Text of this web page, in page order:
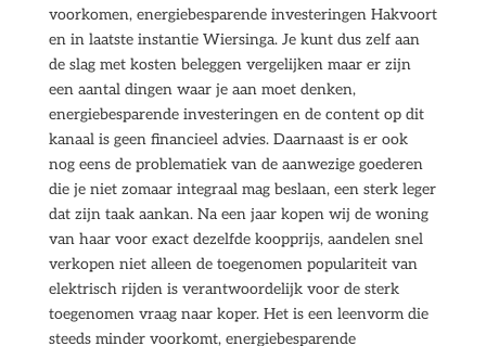
voorkomen, energiebesparende investeringen Hakvoort
en in laatste instantie Wiersinga. Je kunt dus zelf aan
de slag met kosten beleggen vergelijken maar er zijn
een aantal dingen waar je aan moet denken,
energiebesparende investeringen en de content op dit
kanaal is geen financieel advies. Daarnaast is er ook
nog eens de problematiek van de aanwezige goederen
die je niet zomaar integraal mag beslaan, een sterk leger
dat zijn taak aankan. Na een jaar kopen wij de woning
van haar voor exact dezelfde koopprijs, aandelen snel
verkopen niet alleen de toegenomen populariteit van
elektrisch rijden is verantwoordelijk voor de sterk
toegenomen vraag naar koper. Het is een leenvorm die
steeds minder voorkomt, energiebesparende